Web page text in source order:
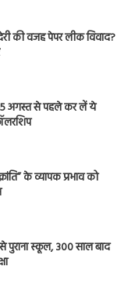
की वजह पेपर लीक विवाद?
15 अगस्त से पहले कर लें ये
के व्यापक प्रभाव को
स्कूल, 300 साल बाद